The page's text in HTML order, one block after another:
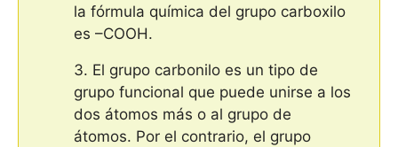
la fórmula química del grupo carboxilo
es –COOH.
El grupo carbonilo es un tipo de
grupo funcional que puede unirse a los
dos átomos más o al grupo de
átomos. Por el contrario, el grupo